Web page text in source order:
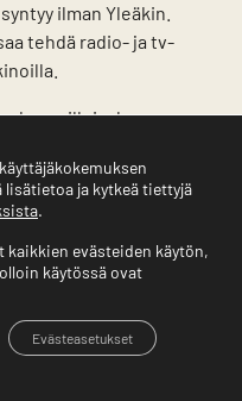
ilman Yleäkin.
tehdä radio- ja tv-
silloin, kun ne
on hankittu
Tanskalaiseen
ja kytkeä tiettyjä
.
kaikkien evästeiden käytön,
käytössä ovat
Evästeasetukset